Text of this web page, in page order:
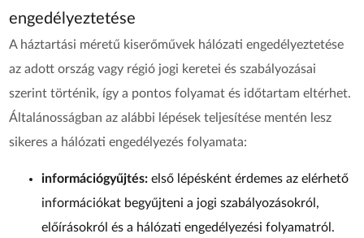
engedélyeztetése
A háztartási méretű kiserőművek hálózati engedélyeztetése
az adott ország vagy régió jogi keretei és szabályozásai
szerint történik, így a pontos folyamat és időtartam eltérhet.
Általánosságban az alábbi lépések teljesítése mentén lesz
sikeres a hálózati engedélyezés folyamata:
információgyűjtés: első lépésként érdemes az elérhető
információkat begyűjteni a jogi szabályozásokról,
előírásokról és a hálózati engedélyezési folyamatról.